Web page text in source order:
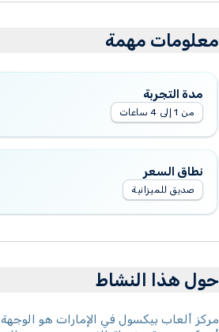
معلومات مهمة
مدة التجربة
من 1 إلى 4 ساعات
نطاق السعر
صديق للميزانية
حول هذا النشاط
مركز ألعاب بيكسول في الإمارات هو